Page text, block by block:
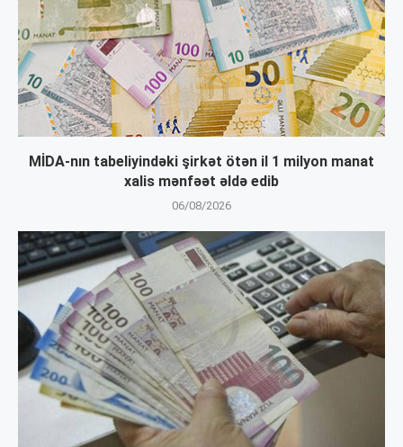
MİDA-nın tabeliyindəki şirkət ötən il 1 milyon manat
xalis mənfəət əldə edib
06/08/2026